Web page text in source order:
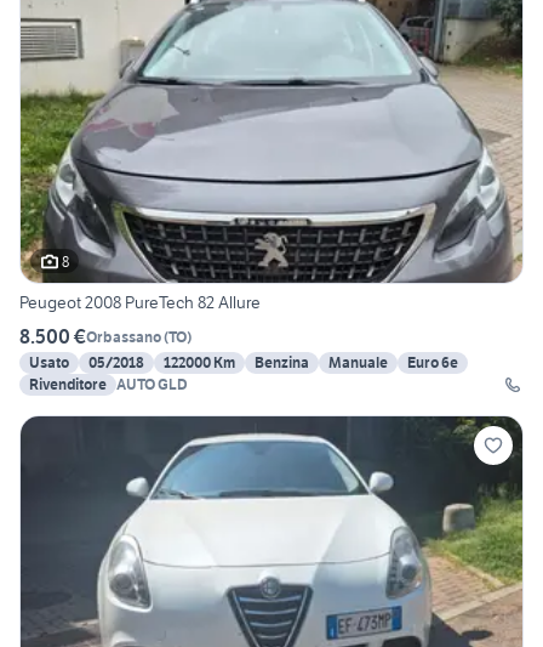
8
Peugeot 2008 PureTech 82 Allure
8.500 €Orbassano(TO)
Usato
05/2018 122000 Km Benzina Manuale
Euro 6e
Rivenditore AUTO GLD